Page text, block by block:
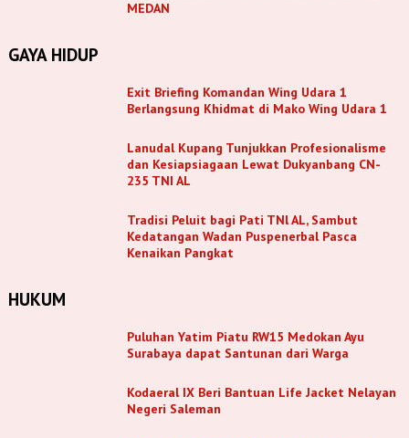
MEDAN
GAYA HIDUP
Exit Briefing Komandan Wing Udara 1
Berlangsung Khidmat di Mako Wing Udara 1
Lanudal Kupang Tunjukkan Profesionalisme
dan Kesiapsiagaan Lewat Dukyanbang CN-
235 TNI AL
Tradisi Peluit bagi Pati TNl AL, Sambut
Kedatangan Wadan Puspenerbal Pasca
Kenaikan Pangkat
HUKUM
Puluhan Yatim Piatu RW15 Medokan Ayu
Surabaya dapat Santunan dari Warga
Kodaeral IX Beri Bantuan Life Jacket Nelayan
Negeri Saleman